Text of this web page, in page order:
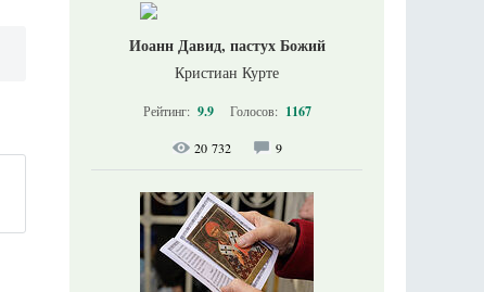
Иоанн Давид, пастух Божий
Кристиан Курте
Рейтинг: 9.9 Голосов: 1167
20 732 9